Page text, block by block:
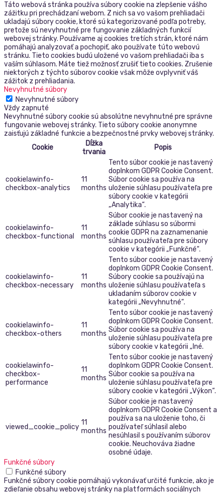
Táto webová stránka používa súbory cookie na zlepšenie vášho
zážitku pri prechádzaní webom. Z nich sa vo vašom prehliadači
ukladajú súbory cookie, ktoré sú kategorizované podľa potreby,
pretože sú nevyhnutné pre fungovanie základných funkcií
webovej stránky. Používame aj cookies tretích strán, ktoré nám
pomáhajú analyzovať a pochopiť, ako používate túto webovú
stránku. Tieto cookies budú uložené vo vašom prehliadači iba s
vaším súhlasom. Máte tiež možnosť zrušiť tieto cookies. Zrušenie
niektorých z týchto súborov cookie však môže ovplyvniť váš
zážitok z prehliadania.
Nevyhnutné súbory
Nevyhnutné súbory
Vždy zapnuté
Nevyhnutné súbory cookie sú absolútne nevyhnutné pre správne
fungovanie webovej stránky. Tieto súbory cookie anonymne
zaisťujú základné funkcie a bezpečnostné prvky webovej stránky.
Cookie
Dĺžka
trvania
Popis
cookielawinfo-
checkbox-analytics
11
months
Tento súbor cookie je nastavený
doplnkom GDPR Cookie Consent.
Súbor cookie sa používa na
uloženie súhlasu používateľa pre
súbory cookie v kategórii
„Analytika“.
cookielawinfo-
checkbox-functional
11
months
Súbor cookie je nastavený na
základe súhlasu so súbormi
cookie GDPR na zaznamenanie
súhlasu používateľa pre súbory
cookie v kategórii „Funkčné“.
cookielawinfo-
checkbox-necessary
11
months
Tento súbor cookie je nastavený
doplnkom GDPR Cookie Consent.
Súbory cookie sa používajú na
uloženie súhlasu používateľa s
ukladaním súborov cookie v
kategórii „Nevyhnutné“.
cookielawinfo-
checkbox-others
11
months
Tento súbor cookie je nastavený
doplnkom GDPR Cookie Consent.
Súbor cookie sa používa na
uloženie súhlasu používateľa pre
súbory cookie v kategórii „Iné.
cookielawinfo-
checkbox-
performance
11
months
Tento súbor cookie je nastavený
doplnkom GDPR Cookie Consent.
Súbor cookie sa používa na
uloženie súhlasu používateľa pre
súbory cookie v kategórii „Výkon“.
viewed_cookie_policy
11
months
Súbor cookie je nastavený
doplnkom GDPR Cookie Consent a
používa sa na uloženie toho, či
používateľ súhlasil alebo
nesúhlasil s používaním súborov
cookie. Neuchováva žiadne
osobné údaje.
Funkčné súbory
Funkčné súbory
Funkčné súbory cookie pomáhajú vykonávať určité funkcie, ako je
zdieľanie obsahu webovej stránky na platformách sociálnych